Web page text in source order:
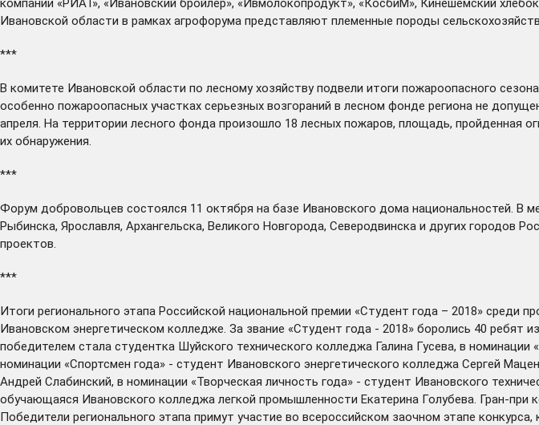
Ивановской области в рамках агрофорума представляют племенные породы
***
В комитете Ивановской области по лесному хозяйствуподвели итоги пожароопасного
особенно пожароопасных участках серьезных возгораний в лесном фонде региона не
апреля. На территории лесного фонда произошло 18 лесных пожаров, площадь, пройденная
их обнаружения.
***
Форум добровольцев состоялся 11 октября на базе Ивановского дома национальностей. В
Рыбинска, Ярославля, Архангельска, Великого Новгорода, Северодвинска и других городов
проектов.
***
Итоги регионального этапа Российской национальной премии «Студент года – 2018» среди
Ивановском энергетическом колледже. За звание «Студент года - 2018» боролись 40
победителем стала студентка Шуйского технического колледжа Галина Гусева, в
номинации «Спортсмен года» - студент Ивановского энергетического колледжа Сергей
Андрей Слабинский, в номинации «Творческая личность года» - студент Ивановского
обучающаяся Ивановского колледжа легкой промышленности Екатерина Голубева. Гран-
Победители регионального этапа примут участие во всероссийском заочном этапе